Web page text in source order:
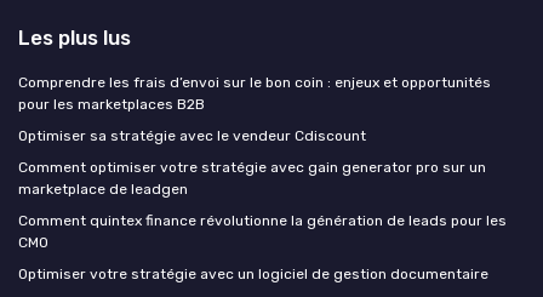
Les plus lus
Comprendre les frais d’envoi sur le bon coin : enjeux et opportunités
pour les marketplaces B2B
Optimiser sa stratégie avec le vendeur Cdiscount
Comment optimiser votre stratégie avec gain generator pro sur un
marketplace de leadgen
Comment quintex finance révolutionne la génération de leads pour les
CMO
Optimiser votre stratégie avec un logiciel de gestion documentaire